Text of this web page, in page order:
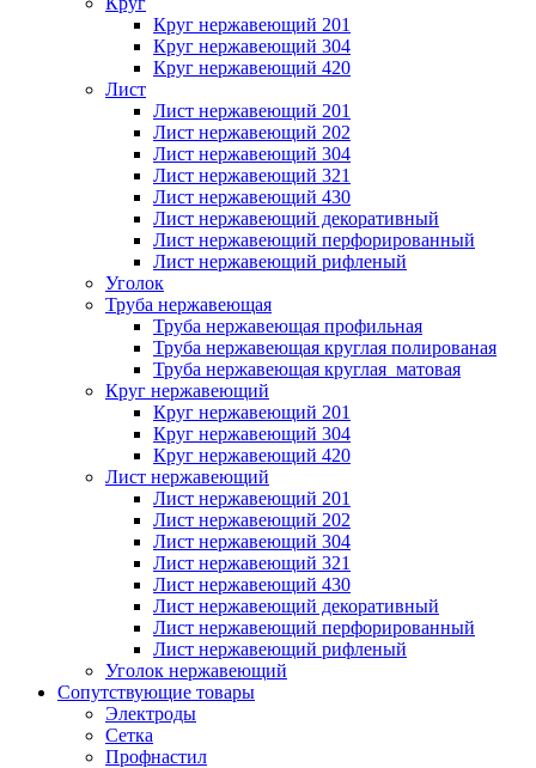
Круг нержавеющий 201
Круг нержавеющий 304
Круг нержавеющий 420
Лист
Лист нержавеющий 201
Лист нержавеющий 202
Лист нержавеющий 304
Лист нержавеющий 321
Лист нержавеющий 430
Лист нержавеющий декоративный
Лист нержавеющий перфорированный
Лист нержавеющий рифленый
Уголок
Труба нержавеющая
Труба нержавеющая профильная
Труба нержавеющая круглая полированая
Труба нержавеющая круглая матовая
Круг нержавеющий
Круг нержавеющий 201
Круг нержавеющий 304
Круг нержавеющий 420
Лист нержавеющий
Лист нержавеющий 201
Лист нержавеющий 202
Лист нержавеющий 304
Лист нержавеющий 321
Лист нержавеющий 430
Лист нержавеющий декоративный
Лист нержавеющий перфорированный
Лист нержавеющий рифленый
Уголок нержавеющий
Cопутствующие товары
Электроды
Сетка
Профнастил